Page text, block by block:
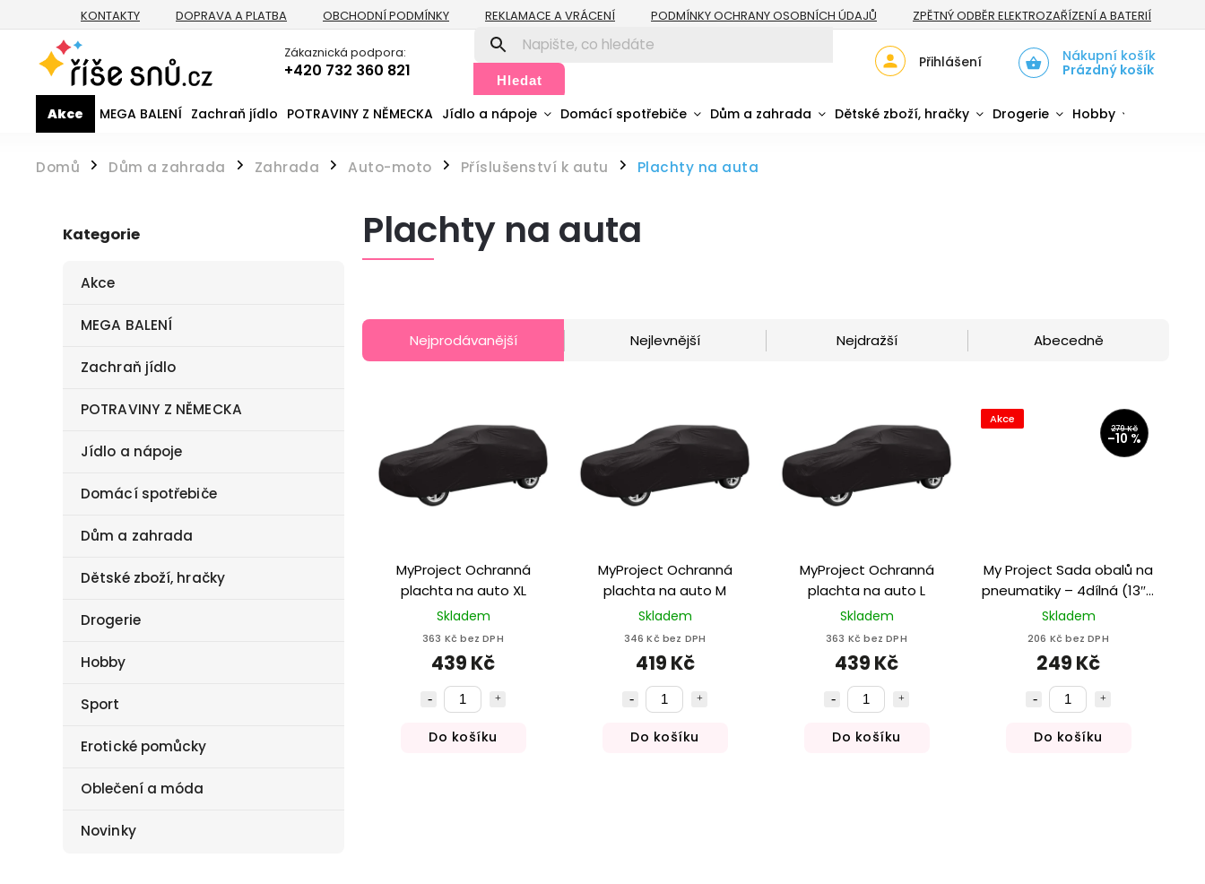
KONTAKTY DOPRAVA A PLATBA OBCHODNÍ PODMÍNKY REKLAMACE A VRÁCENÍ PODMÍNKY OCHRANY OSOBNÍCH ÚDAJŮ ZPĚTNÝ ODBĚR ELEKTROZAŘÍZENÍ A BATERIÍ
Zákaznická podpora:
+420 732 360 821 Hledat
Nákupní košík
Prázdný košík
Přihlášení
Akce MEGA BALENÍ Zachraň jídlo POTRAVINY Z NĚMECKA Jídlo a nápoje Domácí spotřebiče Dům a zahrada Dětské zboží, hračky Drogerie Hobby
Domů / Dům a zahrada / Zahrada / Auto-moto / Příslušenství k autu / Plachty na auta
Kategorie
Akce
MEGA BALENÍ
Zachraň jídlo
POTRAVINY Z NĚMECKA
Jídlo a nápoje
Domácí spotřebiče
Dům a zahrada
Dětské zboží, hračky
Drogerie
Hobby
Sport
Erotické pomůcky
Oblečení a móda
Novinky
Plachty na auta
Nejprodávanější Nejlevnější Nejdražší Abecedně
MyProject Ochranná
plachta na auto XL
Skladem
363 Kč bez DPH
439 Kč
Do košíku
MyProject Ochranná
plachta na auto M
Skladem
346 Kč bez DPH
419 Kč
Do košíku
MyProject Ochranná
plachta na auto L
Skladem
363 Kč bez DPH
439 Kč
Do košíku
Akce
279 Kč
–10 %
My Project Sada obalů na
pneumatiky – 4dílná (13″–
17″)
Skladem
206 Kč bez DPH
249 Kč
Do košíku